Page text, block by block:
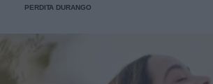
PERDITA DURANGO